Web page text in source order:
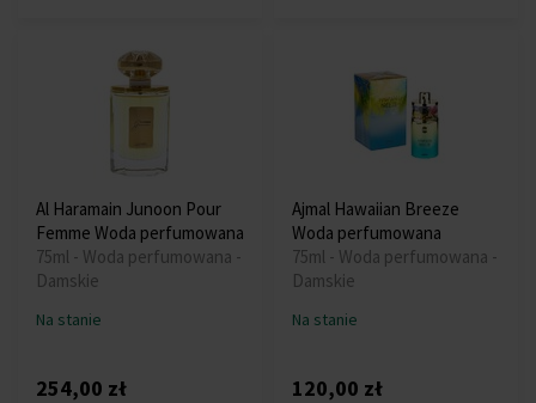
Al Haramain Junoon Pour
Femme Woda perfumowana
75ml - Woda perfumowana -
Damskie
Na stanie
254,00 zł
Ajmal Hawaiian Breeze
Woda perfumowana
75ml - Woda perfumowana -
Damskie
Na stanie
120,00 zł